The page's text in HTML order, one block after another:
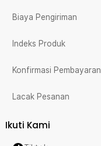
Biaya Pengiriman
Indeks Produk
Konfirmasi Pembayaran
Lacak Pesanan
Ikuti Kami